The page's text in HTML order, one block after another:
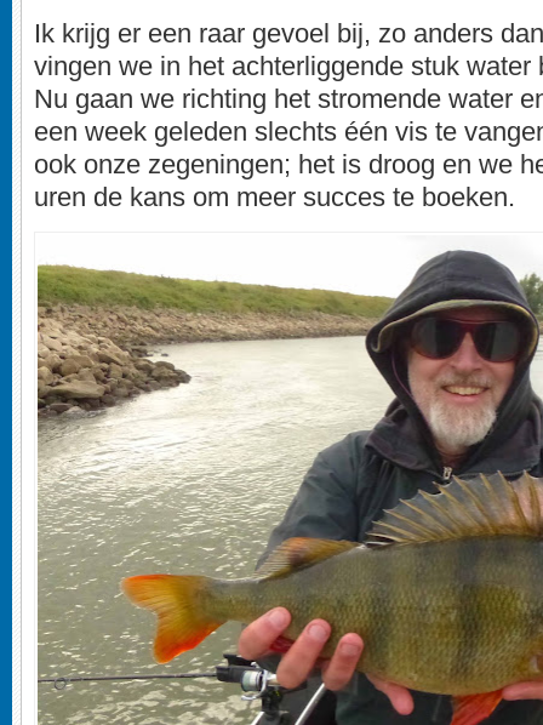
Ik krijg er een raar gevoel bij, zo anders
vingen we in het achterliggende stuk water
Nu gaan we richting het stromende water
een week geleden slechts één vis te
ook onze zegeningen; het is droog en we
uren de kans om meer succes te boeken.